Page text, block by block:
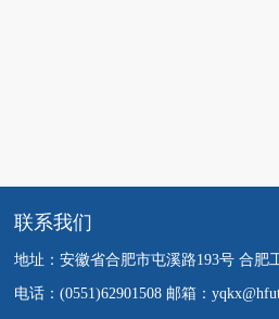
联系我们
地址：安徽省合肥市屯溪路193号 合肥
电话：(0551)62901508 邮箱：